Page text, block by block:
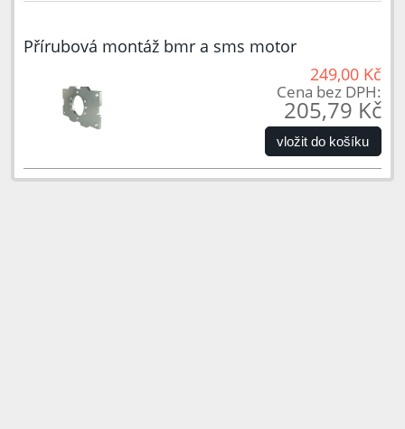
Přírubová montáž bmr a sms motor
249,00 Kč
Cena bez DPH:
205,79 Kč
vložit do košíku